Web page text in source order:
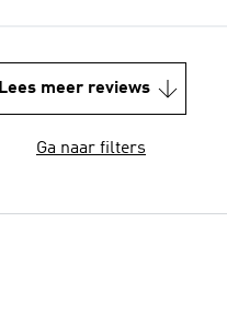
Lees meer reviews
Ga naar filters